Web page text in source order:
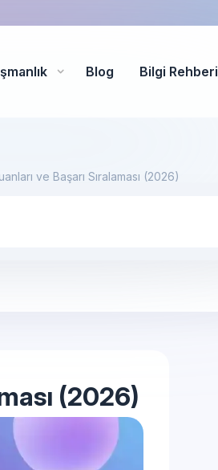
Blog Bilgi Rehberi
ve Başarı Sıralaması (2026)
(2026)